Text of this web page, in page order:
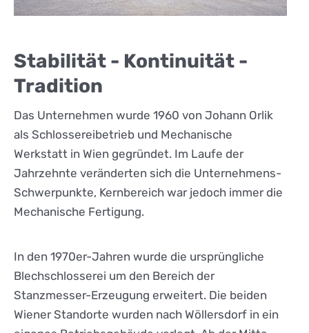
Stabilität - Kontinuität -
Tradition
Das Unternehmen wurde 1960 von Johann Orlik
als Schlossereibetrieb und Mechanische
Werkstatt in Wien gegründet. Im Laufe der
Jahrzehnte veränderten sich die Unternehmens-
Schwerpunkte, Kernbereich war jedoch immer die
Mechanische Fertigung.
In den 1970er-Jahren wurde die ursprüngliche
Blechschlosserei um den Bereich der
Stanzmesser-Erzeugung erweitert. Die beiden
Wiener Standorte wurden nach Wöllersdorf in ein